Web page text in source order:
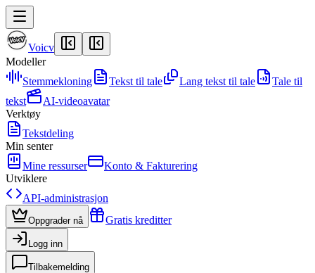
Voicv
Modeller
Stemmekloning
Tekst til tale Lang tekst til tale
Tale til
tekst
AI-videoavatar
Verktøy
Tekstdeling
Min senter
Mine ressurser
Konto & Fakturering
Utviklere
API-administrasjon
Oppgrader nå Gratis kreditter
Logg inn
Tilbakemelding